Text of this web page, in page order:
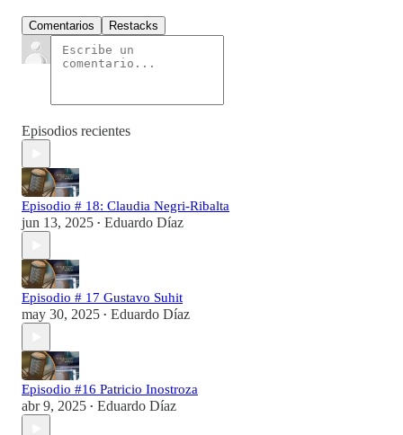
Comentarios Restacks
Episodios recientes
Episodio # 18: Claudia Negri-Ribalta
jun 13, 2025 • Eduardo Díaz
Episodio # 17 Gustavo Suhit
may 30, 2025 • Eduardo Díaz
Episodio #16 Patricio Inostroza
abr 9, 2025 • Eduardo Díaz